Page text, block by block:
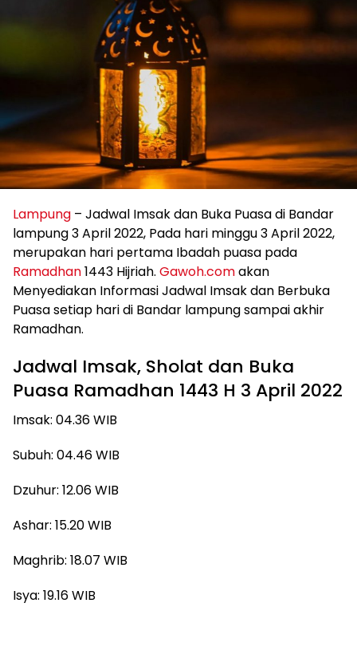
Lampung – Jadwal Imsak dan Buka Puasa di Bandar
lampung 3 April 2022, Pada hari minggu 3 April 2022,
merupakan hari pertama Ibadah puasa pada
Ramadhan1443 Hijriah. Gawoh.comakan
Menyediakan Informasi Jadwal Imsak dan Berbuka
Puasa setiap hari di Bandar lampung sampai akhir
Ramadhan.
Jadwal Imsak, Sholat dan Buka
Puasa Ramadhan 1443 H 3 April 2022
Imsak: 04.36 WIB
Subuh: 04.46 WIB
Dzuhur: 12.06 WIB
Ashar: 15.20 WIB
Maghrib: 18.07 WIB
Isya: 19.16 WIB